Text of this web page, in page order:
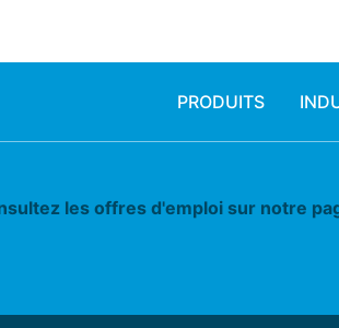
PRODUITS
les offres d'emploi sur notre